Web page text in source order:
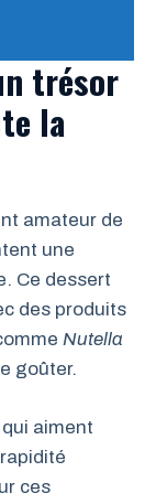
trésor
la
amateur de
une
Ce dessert
des produits
Nutella
goûter.
aiment
ces